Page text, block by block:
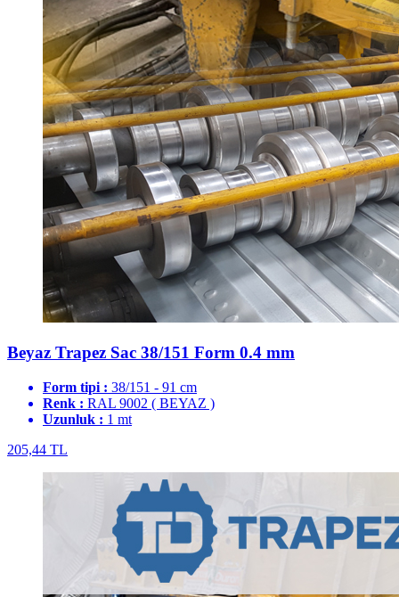
Beyaz Trapez Sac 38/151 Form 0.4 mm
Form tipi : 38/151 - 91 cm
Renk : RAL 9002 ( BEYAZ )
Uzunluk : 1 mt
205,44 TL